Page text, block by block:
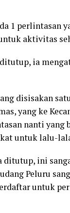
1 perlintasan
aktivitas
ia
disisakan
yang ke
nanti yang
untuk lalu-
ditutup, ini
Peluru
untuk